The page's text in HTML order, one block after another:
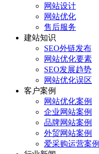
网站设计
网站优化
售后服务
建站知识
SEO外链发布
网站优化要素
SEO发展趋势
网站优化误区
客户案例
网站优化案例
企业网站案例
品牌网站案例
外贸网站案例
爱采购运营案例